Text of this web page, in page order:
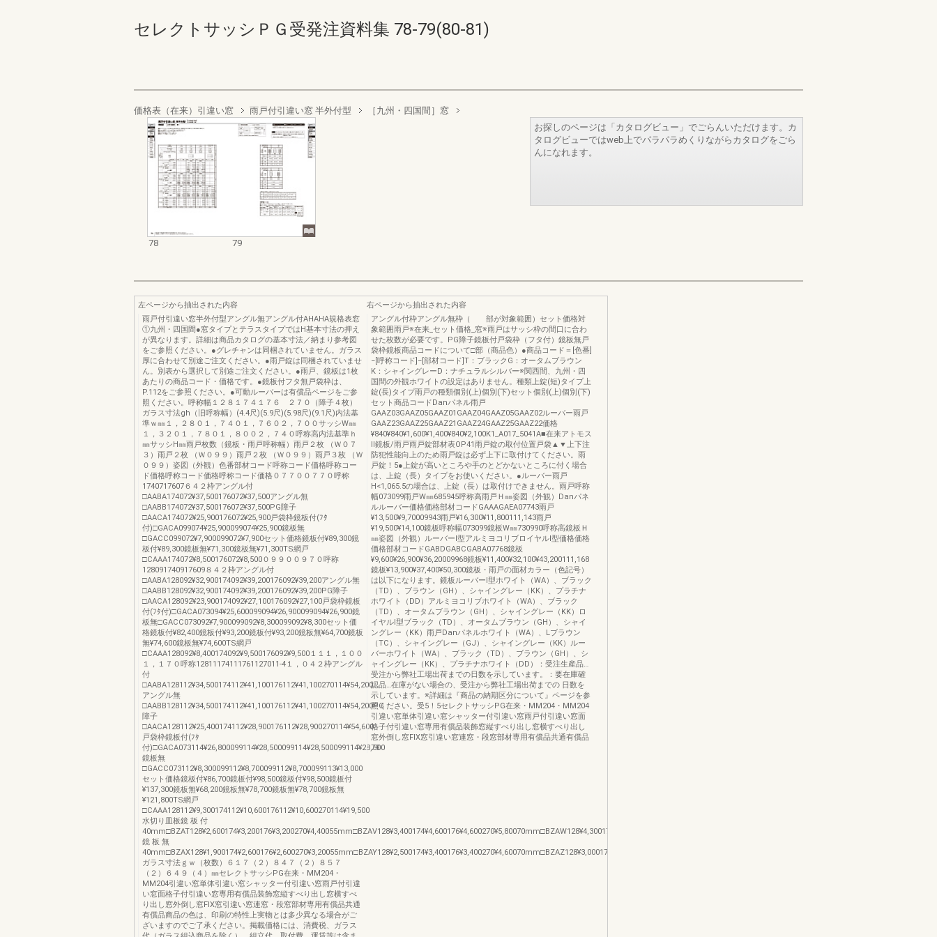
セレクトサッシＰＧ受発注資料集 78-79(80-81)
価格表（在来）引違い窓 雨戸付引違い窓 半外付型 ［九州・四国間］窓
78 79
お探しのページは「カタログビュー」でごらんいただけます。カ
タログビューではweb上でパラパラめくりながらカタログをごら
んになれます。
左ページから抽出された内容
雨戸付引違い窓半外付型アングル無アングル付AHAHA規格表窓
①九州・四国間●窓タイプとテラスタイプではH基本寸法の押え
が異なります。詳細は商品カタログの基本寸法／納まり参考図
をご参照ください。●グレチャンは同梱されていません。ガラス
厚に合わせて別途ご注文ください。●雨戸錠は同梱されていませ
ん。別表から選択して別途ご注文ください。●雨戸、鏡板は1枚
あたりの商品コード・価格です。●鏡板付フタ無戸袋枠は、
P.112をご参照ください。●可動ルーバーは有償品ページをご参
照ください。呼称幅１２８１７４１７６ ２７０（障子４枚）
ガラス寸法gh（旧呼称幅）(4.4尺)(5.9尺)(5.98尺)(9.1尺)内法基
準ｗ㎜１，２８０１，７４０１，７６０２，７００サッシW㎜
１，３２０１，７８０１，８００２，７４０呼称高内法基準ｈ
㎜サッシH㎜雨戸枚数（鏡板・雨戸呼称幅）雨戸２枚 （Ｗ０７
３）雨戸２枚 （Ｗ０９９）雨戸２枚 （Ｗ０９９）雨戸３枚 （Ｗ
０９９）姿図（外観）色番部材コード呼称コード価格呼称コー
ド価格呼称コード価格呼称コード価格０７７００７７０呼称
1740717607６４２枠アングル付
□AABA174072¥37,500176072¥37,500アングル無
□AABB174072¥37,500176072¥37,500PG障子
□AACA174072¥25,900176072¥25,900戸袋枠鏡板付(ﾌﾀ
付)□GACA099074¥25,900099074¥25,900鏡板無
□GACC099072¥7,900099072¥7,900セット価格鏡板付¥89,300鏡
板付¥89,300鏡板無¥71,300鏡板無¥71,300TS網戸
□CAAA174072¥8,500176072¥8,500０９９００９７０呼称
128091740917609８４２枠アングル付
□AABA128092¥32,900174092¥39,200176092¥39,200アングル無
□AABB128092¥32,900174092¥39,200176092¥39,200PG障子
□AACA128092¥23,900174092¥27,100176092¥27,100戸袋枠鏡板
付(ﾌﾀ付)□GACA073094¥25,600099094¥26,900099094¥26,900鏡
板無□GACC073092¥7,900099092¥8,300099092¥8,300セット価
格鏡板付¥82,400鏡板付¥93,200鏡板付¥93,200鏡板無¥64,700鏡板
無¥74,600鏡板無¥74,600TS網戸
□CAAA128092¥8,400174092¥9,500176092¥9,500１１１，１００
１，１７０呼称12811174111761127011-4１，０４２枠アングル
付
□AABA128112¥34,500174112¥41,100176112¥41,100270114¥54,200
アングル無
□AABB128112¥34,500174112¥41,100176112¥41,100270114¥54,200PG
障子
□AACA128112¥25,400174112¥28,900176112¥28,900270114¥54,600
戸袋枠鏡板付(ﾌﾀ
付)□GACA073114¥26,800099114¥28,500099114¥28,500099114¥28,500
鏡板無
□GACC073112¥8,300099112¥8,700099112¥8,700099113¥13,000
セット価格鏡板付¥86,700鏡板付¥98,500鏡板付¥98,500鏡板付
¥137,300鏡板無¥68,200鏡板無¥78,700鏡板無¥78,700鏡板無
¥121,800TS網戸
□CAAA128112¥9,300174112¥10,600176112¥10,600270114¥19,500
水切り皿板鏡 板 付
40mm□BZAT128¥2,600174¥3,200176¥3,200270¥4,40055mm□BZAV128¥3,400174¥4,600176¥4,600270¥5,80070mm□BZAW128¥4,300174¥5,100176¥5,100270¥6,600
鏡 板 無
40mm□BZAX128¥1,900174¥2,600176¥2,600270¥3,20055mm□BZAY128¥2,500174¥3,400176¥3,400270¥4,60070mm□BZAZ128¥3,000174¥4,300176¥4,300270¥5,100
ガラス寸法ｇｗ（枚数）６１７（２）８４７（２）８５７
（２）６４９（４）㎜セレクトサッシPG在来・MM204・
MM204引違い窓単体引違い窓シャッター付引違い窓雨戸付引違
い窓面格子付引違い窓専用有償品装飾窓縦すべり出し窓横すべ
り出し窓外倒し窓FIX窓引違い窓連窓・段窓部材専用有償品共通
有償品商品の色は、印刷の特性上実物とは多少異なる場合がご
ざいますのでご了承ください。掲載価格には、消費税、ガラス
右ページから抽出された内容
アングル付枠アングル無枠（ 部が対象範囲）セット価格対
象範囲雨戸※在来_セット価格_窓※雨戸はサッシ枠の間口に合わ
せた枚数が必要です。PG障子鏡板付戸袋枠（フタ付）鏡板無戸
袋枠鏡板商品コードについて□部（商品色）●商品コード＝[色番]
−[呼称コード]−[部材コード]T：ブラックG：オータムブラウン
K：シャイングレーD：ナチュラルシルバー※関西間、九州・四
国間の外観ホワイトの設定はありません。種類上錠(短)タイプ上
錠(長)タイプ雨戸の種類個別(上)個別(下)セット個別(上)個別(下)
セット商品コードDanパネル雨戸
GAAZ03GAAZ05GAAZ01GAAZ04GAAZ05GAAZ02ルーバー雨戸
GAAZ23GAAZ25GAAZ21GAAZ24GAAZ25GAAZ22価格
¥840¥840¥1,600¥1,400¥840¥2,100K1_A017_5041A■在来アトモス
Ⅱ鏡板/雨戸雨戸錠部材表OP41雨戸錠の取付位置戸袋▲▼上下注
防犯性能向上のため雨戸錠は必ず上下に取付けてください。雨
戸錠！5●上錠が高いところや手のとどかないところに付く場合
は、上錠（長）タイプをお使いください。●ルーバー雨戸
H<1,065.5の場合は、上錠（長）は取付けできません。雨戸呼称
幅073099雨戸W㎜685945呼称高雨戸Ｈ㎜姿図（外観）Danパネ
ルルーバー価格価格部材コードGAAAGAEA07743雨戸
¥13,500¥9,70009943雨戸¥16,300¥11,800111,143雨戸
¥19,500¥14,100鏡板呼称幅073099鏡板W㎜730990呼称高鏡板Ｈ
㎜姿図（外観）ルーバーⅠ型アルミヨコリブロイヤルⅠ型価格価格
価格部材コードGABDGABCGABA07768鏡板
¥9,600¥26,900¥36,20009968鏡板¥11,400¥32,100¥43,200111,168
鏡板¥13,900¥37,400¥50,300鏡板・雨戸の面材カラー（色記号）
は以下になります。鏡板ルーバーⅠ型ホワイト（WA）、ブラック
（TD）、ブラウン（GH）、シャイングレー（KK）、プラチナ
ホワイト（DD）アルミヨコリブホワイト（WA）、ブラック
（TD）、オータムブラウン（GH）、シャイングレー（KK）ロ
イヤルⅠ型ブラック（TD）、オータムブラウン（GH）、シャイ
ングレー（KK）雨戸Danパネルホワイト（WA）、Lブラウン
（TC）、シャイングレー（GJ）、シャイングレー（KK）ルー
バーホワイト（WA）、ブラック（TD）、ブラウン（GH）、シ
ャイングレー（KK）、プラチナホワイト（DD）：受注生産品…
受注から弊社工場出荷までの日数を示しています。：要在庫確
認品…在庫がない場合の、受注から弊社工場出荷までの 日数を
示しています。※詳細は『商品の納期区分について』ページを参
照ください。受5！5セレクトサッシPG在来・MM204・MM204
引違い窓単体引違い窓シャッター付引違い窓雨戸付引違い窓面
格子付引違い窓専用有償品装飾窓縦すべり出し窓横すべり出し
窓外倒し窓FIX窓引違い窓連窓・段窓部材専用有償品共通有償品
79